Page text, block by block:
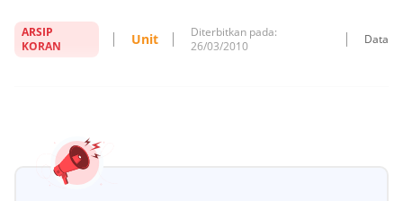
ARSIP
KORAN
Unit
Diterbitkan pada:
26/03/2010
Data